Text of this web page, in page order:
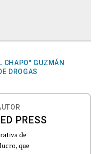
CHAPO" GUZMÁN
DROGAS
PRESS
de
que